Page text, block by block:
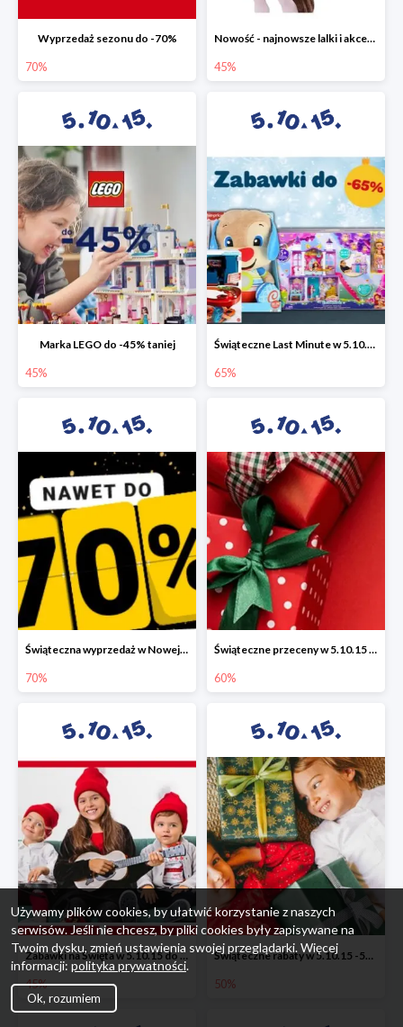
Wyprzedaż sezonu do -70%
70%
Nowość - najnowsze lalki i akcesoria L.O.L. w 5.10.15 do -45%
45%
Marka LEGO do -45% taniej
45%
Świąteczne Last Minute w 5.10.15 - zabawki do -65%
65%
Świąteczna wyprzedaż w Nowej Erze - National Geographic Learning -70%
70%
Świąteczne przeceny w 5.10.15 - wszystkie ubrania -60%
60%
Zabawki na Święta w 5.10.15 do -45%
45%
Świąteczne rabaty w 5.10.15 -50%
50%
Używamy plików cookies, by ułatwić korzystanie z naszych
serwisów. Jeśli nie chcesz, by pliki cookies były zapisywane na
Twoim dysku, zmień ustawienia swojej przeglądarki. Więcej
informacji: polityka prywatności.
Ok, rozumiem